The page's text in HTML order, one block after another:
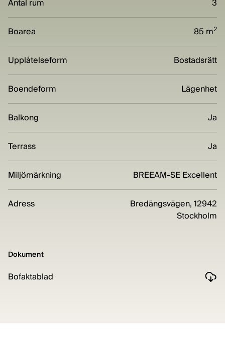
Antal rum 3
Boarea 85 m2
Upplåtelseform Bostadsrätt
Boendeform Lägenhet
Balkong Ja
Terrass Ja
Miljömärkning BREEAM-SE Excellent
Adress
Bredängsvägen, 12942
Stockholm
Dokument
Bofaktablad